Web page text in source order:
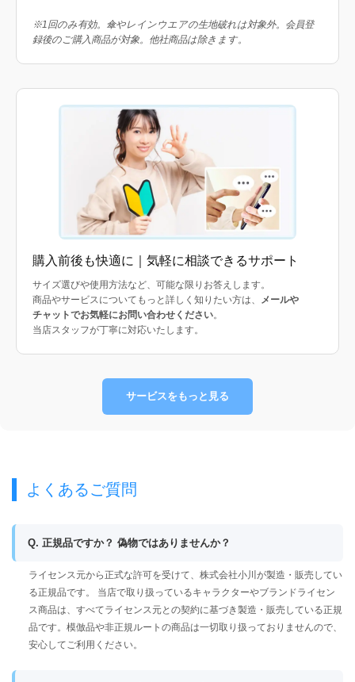
※1回のみ有効。傘やレインウエアの生地破れは対象外。会員登
録後のご購入商品が対象。他社商品は除きます。
購入前後も快適に｜気軽に相談できるサポート
サイズ選びや使用方法など、可能な限りお答えします。
商品やサービスについてもっと詳しく知りたい方は、
メールや
チャットでお気軽にお問い合わせください。
当店スタッフが丁寧に対応いたします。
サービスをもっと見る
よくあるご質問
Q. 正規品ですか？ 偽物ではありませんか？
ライセンス元から正式な許可を受けて、株式会社小川が製造・販売してい
る正規品です。 当店で取り扱っているキャラクターやブランドライセン
ス商品は、すべてライセンス元との契約に基づき製造・販売している正規
品です。模倣品や非正規ルートの商品は一切取り扱っておりませんので、
安心してご利用ください。